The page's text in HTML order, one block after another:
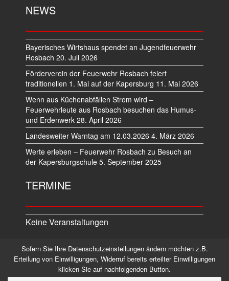
NEWS
Bayerisches Wirtshaus spendet an Jugendfeuerwehr
Rosbach 20. Juli 2026
Förderverein der Feuerwehr Rosbach feiert
traditionellen 1. Mai auf der Kapersburg 11. Mai 2026
Wenn aus Küchenabfällen Strom wird –
Feuerwehrleute aus Rosbach besuchen das Humus-
und Erdenwerk 28. April 2026
Landesweiter Warntag am 12.03.2026 4. März 2026
Werte erleben – Feuerwehr Rosbach zu Besuch an
der Kapersburgschule 5. September 2025
TERMINE
Keine Veranstaltungen
Datenschutz Impressum
©2026 Alle Rechte vorbehalten.
Sofern Sie Ihre Datenschutzeinstellungen ändern möchten z.B.
Erteilung von Einwilligungen, Widerruf bereits erteilter Einwilligungen
klicken Sie auf nachfolgenden Button.